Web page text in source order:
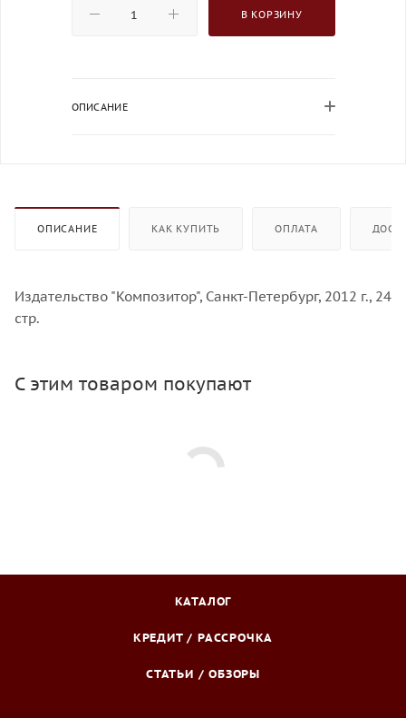
В КОРЗИНУ
ОПИСАНИЕ
ОПИСАНИЕ КАК КУПИТЬ ОПЛАТА
Издательство "Композитор", Санкт-Петербург, 2012 г., 24
стр.
С этим товаром покупают
КАТАЛОГ
КРЕДИТ / РАССРОЧКА
СТАТЬИ / ОБЗОРЫ